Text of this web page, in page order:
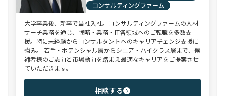
コンサルティングファーム
大学卒業後、新卒で当社入社。コンサルティングファームの人材
サーチ業務を通じ、戦略・業務・IT各領域へのご転職を多数支
援。特に未経験からコンサルタントへのキャリアチェンジ支援に
強み。 若手・ポテンシャル層からシニア・ハイクラス層まで、候
補者様のご志向と市場動向を踏まえ最適なキャリアをご提案させ
ていただきます。
相談する